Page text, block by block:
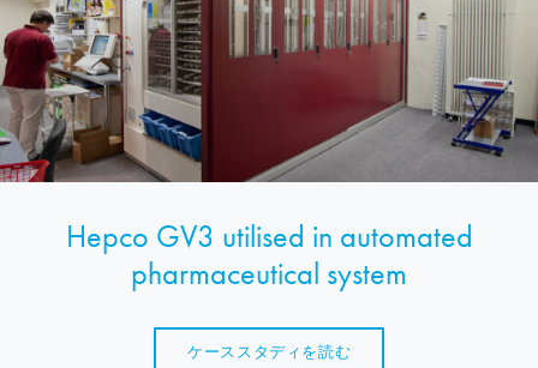
Hepco GV3 utilised in automated
pharmaceutical system
ケーススタディを読む